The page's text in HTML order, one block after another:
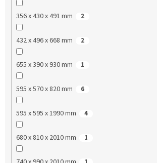
356 x 430 x 491 mm 2
432 x 496 x 668 mm 2
655 x 390 x 930 mm 1
595 x 570 x 820 mm 6
595 x 595 x 1990 mm 4
680 x 810 x 2010 mm 1